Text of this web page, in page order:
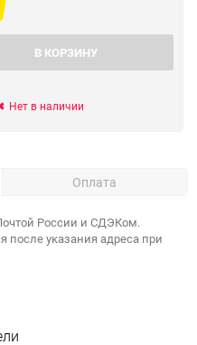
В КОРЗИНУ
Нет в наличии
Оплата
России и СДЭКом.
после указания адреса при